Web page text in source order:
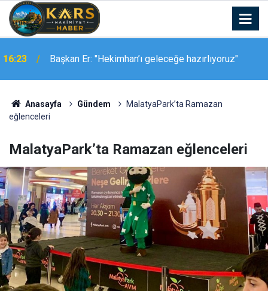
16:03 Aziziye Belediye Meclisi’nden vefa örneği
Anasayfa Gündem
MalatyaPark’ta Ramazan
eğlenceleri
MalatyaPark’ta Ramazan eğlenceleri